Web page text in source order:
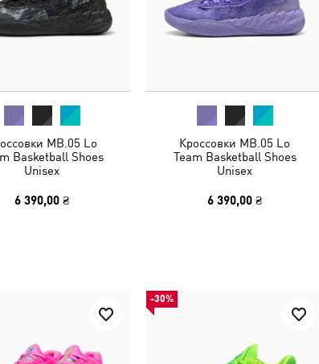
MB.05 Lo
Basketball Shoes
Unisex
6 390,00 ₴
Кроссовки MB.05 Lo
Team Basketball Shoes
Unisex
6 390,00 ₴
-30%